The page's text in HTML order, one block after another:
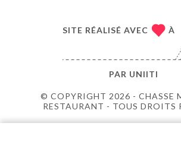
© COPYRIGHT 2026 - CHASSE
RESTAURANT - TOUS DROITS
SITE RÉALISÉ AVEC À
PAR UNIITI